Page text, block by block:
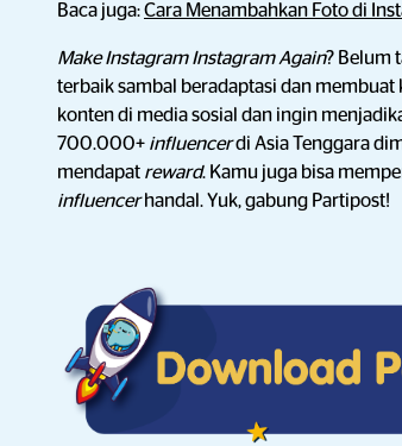
Baca juga:Cara Menambahkan Foto di
Make Instagram Instagram Again? Belum
terbaik sambal beradaptasi dan
konten di media sosial dan ingin
700.000+ influencerdi Asia Tenggara
mendapat reward. Kamu juga bisa
influencerhandal. Yuk, gabung Partipost!